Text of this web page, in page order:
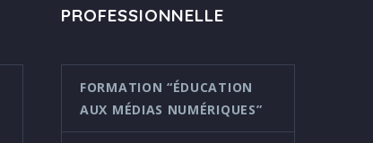
PROFESSIONNELLE
FORMATION “ÉDUCATION
AUX MÉDIAS NUMÉRIQUES”